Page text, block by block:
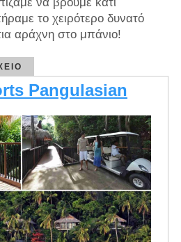
το χειρότερο δυνατό
αράχνη στο μπάνιο!
Pangulasian